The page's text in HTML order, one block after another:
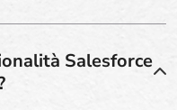
Salesforce